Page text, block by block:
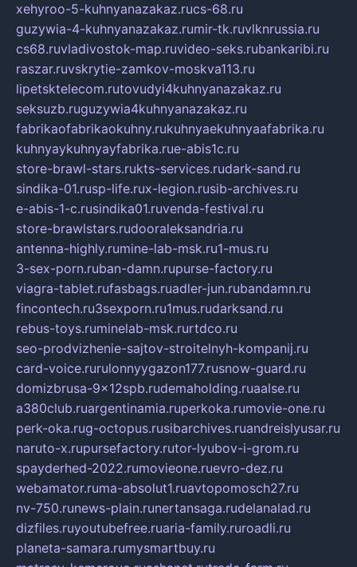
xehyroo-5-kuhnyanazakaz.rucs-68.ru
guzywia-4-kuhnyanazakaz.rumir-tk.ruvlknrussia.ru
cs68.ruvladivostok-map.ruvideo-seks.rubankaribi.ru
raszar.ruvskrytie-zamkov-moskva113.ru
lipetsktelecom.rutovudyi4kuhnyanazakaz.ru
seksuzb.ruguzywia4kuhnyanazakaz.ru
fabrikaofabrikaokuhny.rukuhnyaekuhnyaafabrika.ru
kuhnyaykuhnyayfabrika.rue-abis1c.ru
store-brawl-stars.rukts-services.rudark-sand.ru
sindika-01.rusp-life.rux-legion.rusib-archives.ru
e-abis-1-c.rusindika01.ruvenda-festival.ru
store-brawlstars.rudooraleksandria.ru
antenna-highly.rumine-lab-msk.ru1-mus.ru
3-sex-porn.ruban-damn.rupurse-factory.ru
viagra-tablet.rufasbags.ruadler-jun.rubandamn.ru
fincontech.ru3sexporn.ru1mus.rudarksand.ru
rebus-toys.ruminelab-msk.rurtdco.ru
seo-prodvizhenie-sajtov-stroitelnyh-kompanij.ru
card-voice.rurulonnyygazon177.rusnow-guard.ru
domizbrusa-9x12spb.rudemaholding.ruaalse.ru
a380club.ruargentinamia.ruperkoka.rumovie-one.ru
perk-oka.rug-octopus.rusibarchives.ruandreislyusar.ru
naruto-x.rupursefactory.rutor-lyubov-i-grom.ru
spayderhed-2022.rumovieone.ruevro-dez.ru
webamator.ruma-absolut1.ruavtopomosch27.ru
nv-750.runews-plain.runertansaga.rudelanalad.ru
dizfiles.ruyoutubefree.ruaria-family.ruroadli.ru
planeta-samara.rumysmartbuy.ru